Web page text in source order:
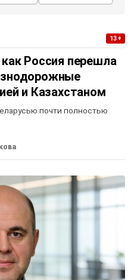
13+
Россия перешла
и Казахстаном
почти полностью